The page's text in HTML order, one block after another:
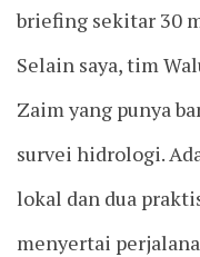
briefing sekitar 30
Selain saya, tim
Zaim yang punya
survei hidrologi.
lokal dan dua
menyertai